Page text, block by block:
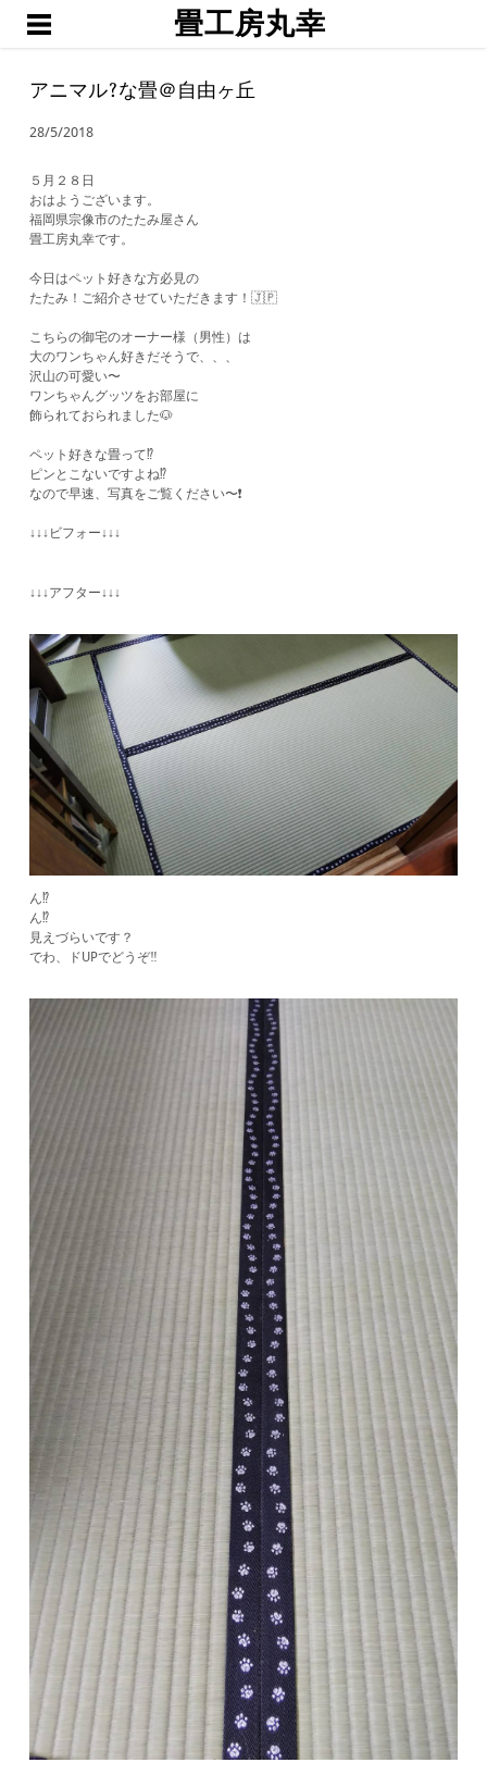
畳工房丸幸
ホーム
たたみ
琉球畳・置き畳
襖・網戸・障子
ブログ
アニマル?な畳＠自由ヶ丘
28/5/2018
５月２８日
​おはようございます。
福岡県宗像市のたたみ屋さん
畳工房丸幸です。
今日はペット好きな方必見の
たたみ！ご紹介させていただきます！🇯🇵
こちらの御宅のオーナー様（男性）は
大のワンちゃん好きだそうで、、、
沢山の可愛い〜
ワンちゃんグッツをお部屋に
飾られておられました🐶
ペット好きな畳って⁉️
ピンとこないですよね⁉️
なので早速、写真をご覧ください〜❗️
↓↓↓ビフォー↓↓↓
↓↓↓アフター↓↓↓
ん⁉️
ん⁉️
見えづらいです？
でわ、ドUPでどうぞ‼️